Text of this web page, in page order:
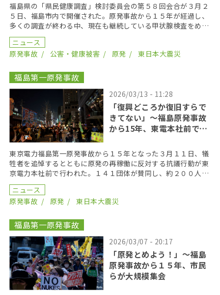
福島県の「県民健康調査」検討委員会の第５８回会合が３月２
５日、福島市内で開催された。原発事故から１５年が経過し、
多くの調査が終わる中、現在も継続している甲状腺検査をめぐ
り、激しく意見が交わされた。 手術を受けた患者〜分か […]
ニュース
原発事故
公害・健康被害 原発 東日本大震災
福島第一原発事故
2026/03/13 - 11:28
「復興どころか復旧すらで
きてない」〜福島原発事故
から15年、東電本社前で抗
東京電力福島第一原発事故から１５年となった３月１１日、犠
牲者を追悼するとともに原発の再稼働に反対する抗議行動が東
京電力本社前で行われた。１４１団体が賛同し、約２００人が
参加して声を上げた。 呼びかけたのは、脱原発を掲げる […]
ニュース
原発事故
原発 東日本大震災
福島第一原発事故
2026/03/07 - 20:17
「原発とめよう！」〜福島
原発事故から１５年、市民
らが大規模集会